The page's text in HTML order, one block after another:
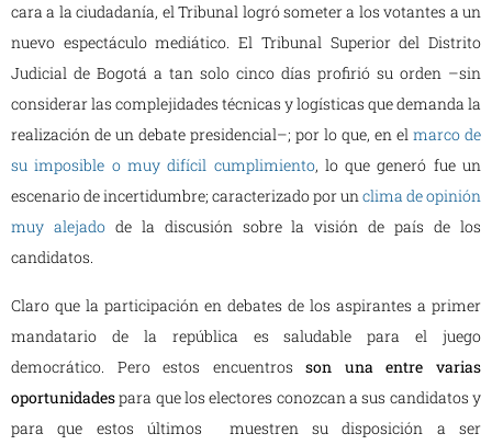
cara a la ciudadanía, el Tribunal logró someter a los votantes a un
nuevo espectáculo mediático. El Tribunal Superior del Distrito
Judicial de Bogotá a tan solo cinco días profirió su orden –sin
considerar las complejidades técnicas y logísticas que demanda la
realización de un debate presidencial–; por lo que, en el marco de
su imposible o muy difícil cumplimiento, lo que generó fue un
escenario de incertidumbre; caracterizado por unclima de opinión
muy alejado de la discusión sobre la visión de país de los
candidatos.
Claro que la participación en debates de los aspirantes a primer
mandatario de la república es saludable para el juego
democrático. Pero estos encuentrosson una entre varias
oportunidadespara que los electores conozcan a sus candidatos y
para que estos últimos muestren su disposición a ser